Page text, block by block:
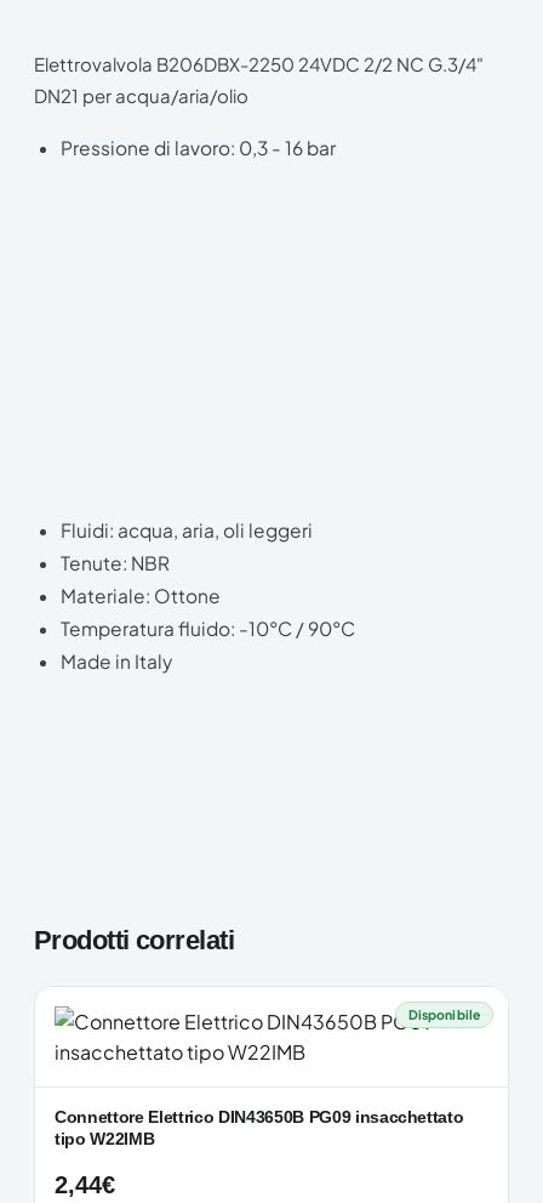
Elettrovalvola B206DBX-2250 24VDC 2/2 NC G.3/4"
DN21 per acqua/aria/olio
Pressione di lavoro: 0,3 - 16 bar
Fluidi: acqua, aria, oli leggeri
Tenute: NBR
Materiale: Ottone
Temperatura fluido: -10°C / 90°C
Made in Italy
Prodotti correlati
Disponibile
Connettore Elettrico DIN43650B PG09 insacchettato
tipo W22IMB
2,44€